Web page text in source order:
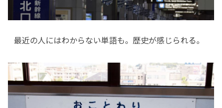
最近の人にはわからない単語も。歴史が感じられる。